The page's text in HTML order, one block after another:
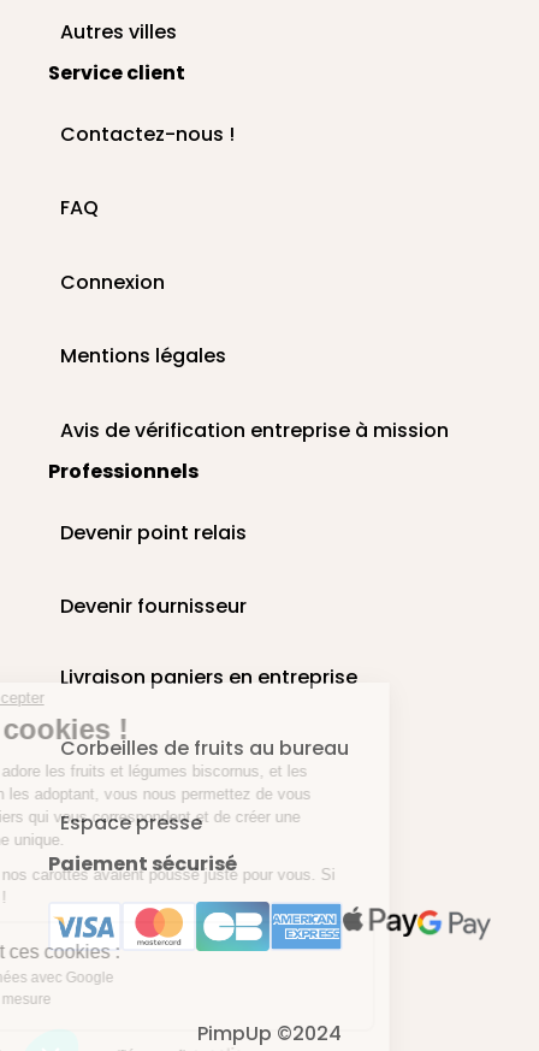
Continuer sans accepter
Pimp tes cookies !
Chez PimpUp, on adore les fruits et légumes biscornus, et les
cookies aussi ! En les adoptant, vous nous permettez de vous
suggérez des paniers qui vous correspondent et de créer une
expérience en ligne unique.
Un peu comme si nos carottes avaient poussé juste pour vous. Si
À quoi servent ces cookies :
Partage de données avec Google
Des cookies sur mesure
Autres villes
Service client
Contactez-nous !
FAQ
Connexion
Mentions légales
Avis de vérification entreprise à mission
Professionnels
Devenir point relais
Devenir fournisseur
Livraison paniers en entreprise
Corbeilles de fruits au bureau
Espace presse
Paiement sécurisé
PimpUp ©2024